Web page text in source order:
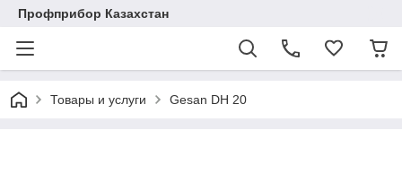
Профприбор Казахстан
Товары и услуги Gesan DH 20